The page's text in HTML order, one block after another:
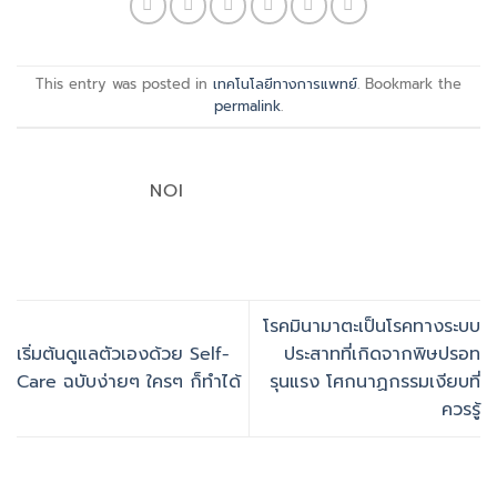
This entry was posted in เทคโนโลยีทางการแพทย์. Bookmark the
permalink.
NOI
เริ่มต้นดูแลตัวเองด้วย Self-
Care ฉบับง่ายๆ ใครๆ ก็ทำได้
โรคมินามาตะเป็นโรคทางระบบ
ประสาทที่เกิดจากพิษปรอท
รุนแรง โศกนาฏกรรมเงียบที่
ควรรู้